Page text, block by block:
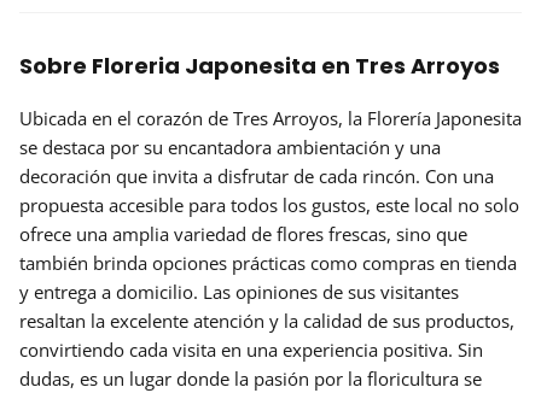
Sobre Floreria Japonesita en Tres Arroyos
Ubicada en el corazón de Tres Arroyos, la Florería Japonesita
se destaca por su encantadora ambientación y una
decoración que invita a disfrutar de cada rincón. Con una
propuesta accesible para todos los gustos, este local no solo
ofrece una amplia variedad de flores frescas, sino que
también brinda opciones prácticas como compras en tienda
y entrega a domicilio. Las opiniones de sus visitantes
resaltan la excelente atención y la calidad de sus productos,
convirtiendo cada visita en una experiencia positiva. Sin
dudas, es un lugar donde la pasión por la floricultura se